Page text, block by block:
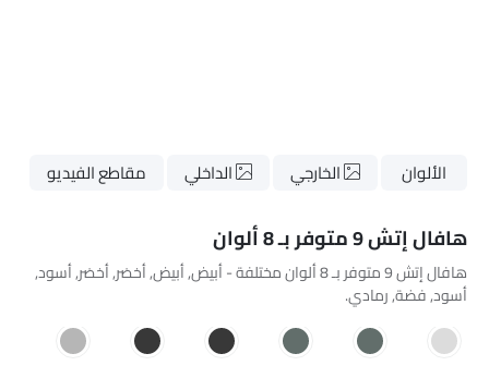
الألوان الخارجي الداخلي مقاطع الفيديو
هافال إتش 9 متوفر بـ 8 ألوان
هافال إتش 9 متوفر بـ 8 ألوان مختلفة - أبيض, أبيض, أخضر, أخضر, أسود,
أسود, فضة, رمادي.